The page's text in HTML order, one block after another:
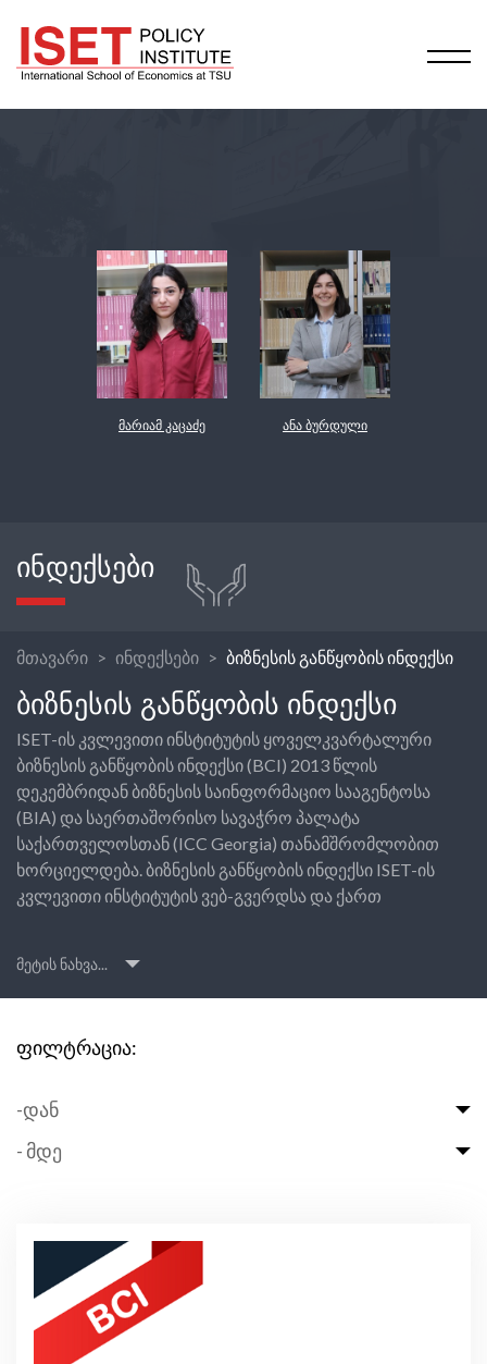
მარიამ კაცაძე ანა ბურდული
ᲘᲜᲓᲔᲥᲡᲔᲑᲘ
მთავარი ინდექსები ბიზნესის განწყობის ინდექსი
ᲑᲘᲖᲜᲔᲡᲘᲡ ᲒᲐᲜᲬᲧᲝᲑᲘᲡ ᲘᲜᲓᲔᲥᲡᲘ
ISET-ის კვლევითი ინსტიტუტის ყოველკვარტალური
ბიზნესის განწყობის ინდექსი (BCI) 2013 წლის
დეკემბრიდან ბიზნესის საინფორმაციო სააგენტოსა
(BIA) და საერთაშორისო სავაჭრო პალატა
საქართველოსთან (ICC Georgia) თანამშრომლობით
ხორციელდება. ბიზნესის განწყობის ინდექსი ISET-ის
კვლევითი ინსტიტუტის ვებ-გვერდსა და ქართ
მეტის ნახვა...
ფილტრაცია:
-დან
- მდე